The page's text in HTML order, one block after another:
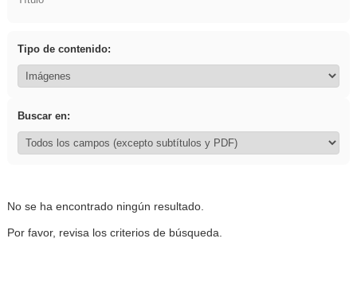
Tipo de contenido:
Buscar en:
No se ha encontrado ningún resultado.
Por favor, revisa los criterios de búsqueda.